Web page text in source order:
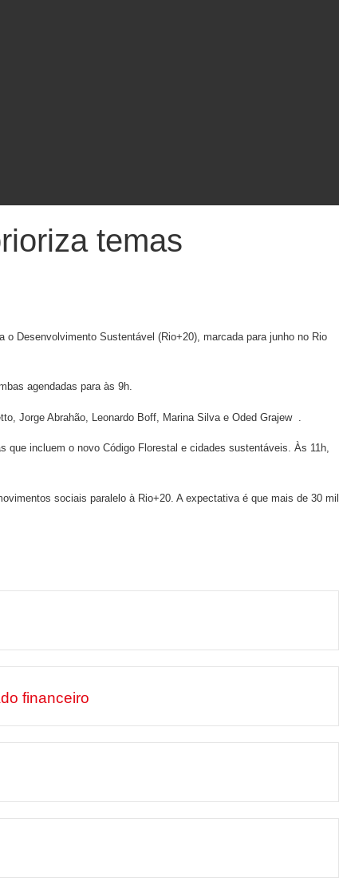
temas
Desenvolvimento Sustentável (Rio+20), marcada para junho no Rio
agendadas para às 9h.
Jorge Abrahão, Leonardo Boff, Marina Silva e Oded Grajew .
que incluem o novo Código Florestal e cidades sustentáveis. Às 11h,
sociais paralelo à Rio+20. A expectativa é que mais de 30 mil
financeiro